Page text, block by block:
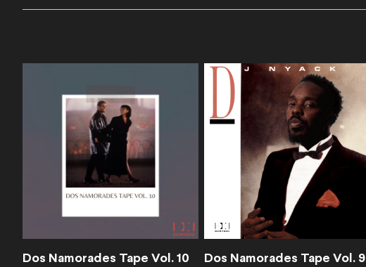
Dos Namorades Tape Vol. 10 Dos Namorades Tape Vol. 9